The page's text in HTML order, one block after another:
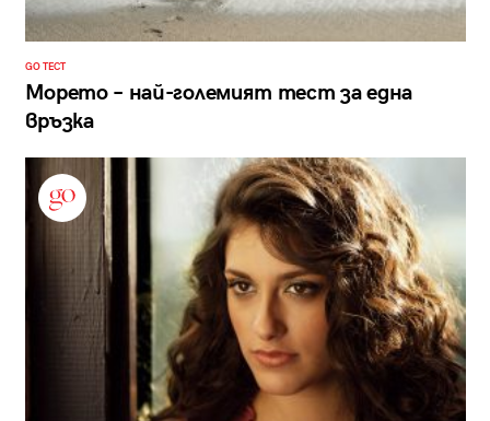
GO ТЕСТ
Морето – най-големият тест за една
връзка